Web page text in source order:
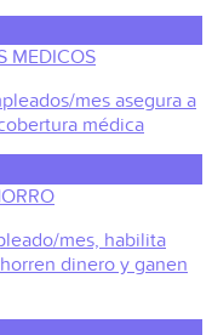
MEDICOS
mes asegura a
médica
mes, habilita
dinero y ganen